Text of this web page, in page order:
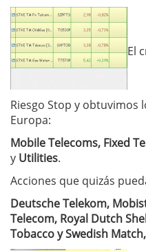
El
Riesgo Stop y obtuvimos
Europa:
Mobile Telecoms, Fixed
y Utilities.
Acciones que quizás
Deutsche Telekom,
Telecom, Royal Dutch
Tobacco y Swedish